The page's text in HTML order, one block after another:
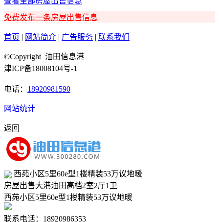
免费发布一条房屋出售信息
首页 | 网站简介 | 广告服务 | 联系我们
©Copyright 油田信息港
津ICP备18008104号-1
电话： 18920981590
网站统计
返回
西苑小区5里60e型1楼精装53万议地暖
房屋出售大港油田高档2室2厅1卫
西苑小区5里60e型1楼精装53万议地暖
联系电话：18920986353